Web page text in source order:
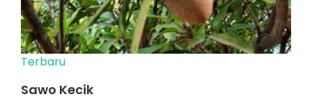
Terbaru
Sawo Kecik